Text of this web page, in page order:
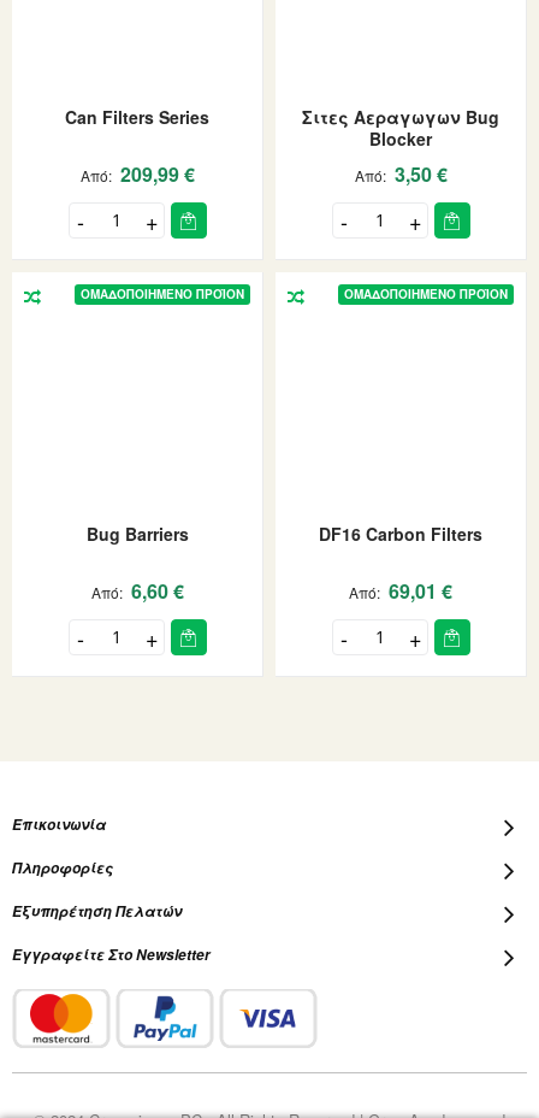
Can Filters Series
Από 209,99 €
Σιτες Αεραγωγων Bug
Blocker
Από 3,50 €
ΟΜΑΔΟΠΟΙΗΜΈΝΟ ΠΡΟΪΌΝ
Bug Barriers
Από 6,60 €
ΟΜΑΔΟΠΟΙΗΜΈΝΟ ΠΡΟΪΌΝ
DF16 Carbon Filters
Από 69,01 €
Επικοινωνία
Πληροφορίες
Εξυπηρέτηση Πελατών
Εγγραφείτε Στο Newsletter